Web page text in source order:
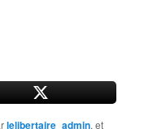
lelibertaire_admin, et